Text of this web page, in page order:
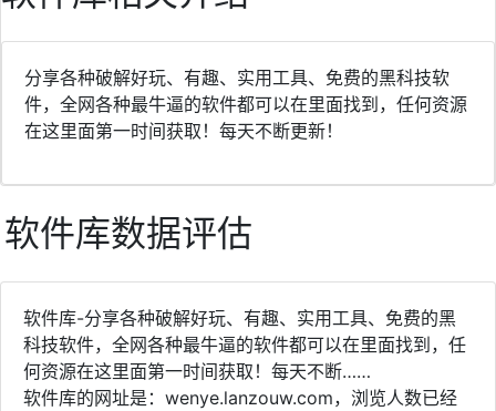
在这里面第一时间获取！每天不断更新！
软件库数据评估
何资源在这里面第一时间获取！每天不断……
软件库的网址是：wenye.lanzouw.com，浏览人数已经
达到4.3K， 快导航网收集的软件库网站、软件库网址来
源于网络，不保证外部链接的实时性、准确性和完整性，